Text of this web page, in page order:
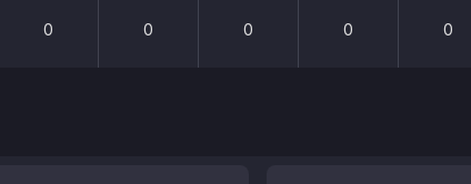
0 0 0 0 0